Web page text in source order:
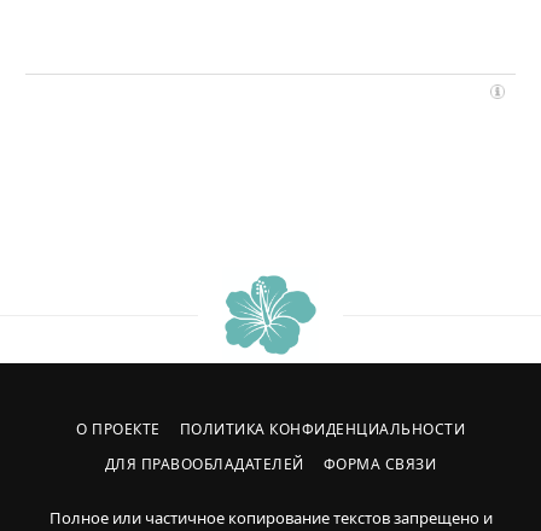
О ПРОЕКТЕ
ПОЛИТИКА КОНФИДЕНЦИАЛЬНОСТИ
ДЛЯ ПРАВООБЛАДАТЕЛЕЙ
ФОРМА СВЯЗИ
Полное или частичное копирование текстов запрещено и